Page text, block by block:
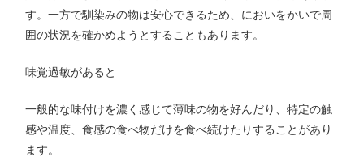
す。一方で馴染みの物は安心できるため、においをかいで周
囲の状況を確かめようとすることもあります。
味覚過敏があると
一般的な味付けを濃く感じて薄味の物を好んだり、特定の触
感や温度、食感の食べ物だけを食べ続けたりすることがあり
ます。